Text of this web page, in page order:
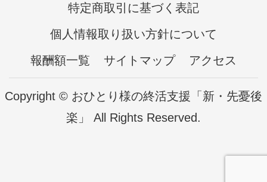
特定商取引に基づく表記
個人情報取り扱い方針について
報酬額一覧
サイトマップ アクセス
Copyright © おひとり様の終活支援「新・先憂後
楽」 All Rights Reserved.